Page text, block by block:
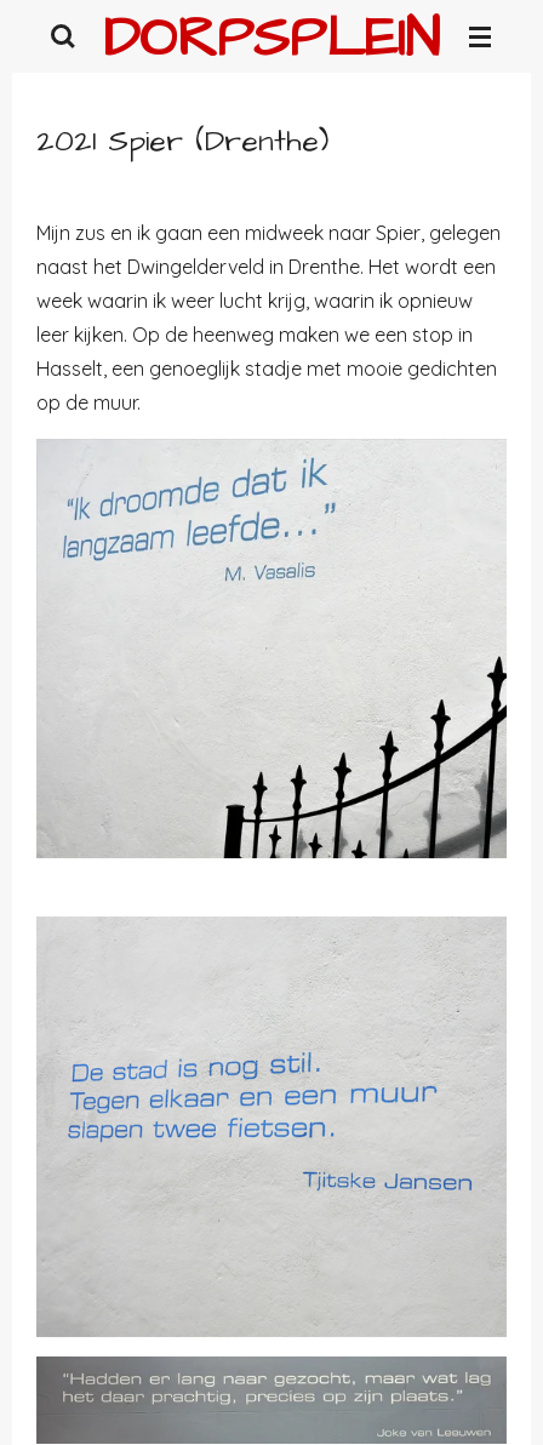
DORPSPLEIN
2021 Spier (Drenthe)
Mijn zus en ik gaan een midweek naar Spier, gelegen
naast het Dwingelderveld in Drenthe. Het wordt een
week waarin ik weer lucht krijg, waarin ik opnieuw
leer kijken. Op de heenweg maken we een stop in
Hasselt, een genoeglijk stadje met mooie gedichten
op de muur.